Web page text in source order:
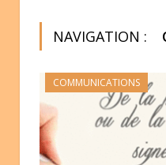
NAVIGATION :
COMMUNICATIONS